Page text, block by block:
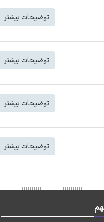
توضیحات بیشتر
توضیحات بیشتر
توضیحات بیشتر
توضیحات بیشتر